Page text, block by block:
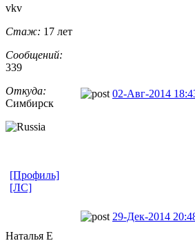
vkv
Стаж: 17 лет
Сообщений:
339
Откуда:
Симбирск
02-Авг-2014
[Профиль]
[ЛС]
Наталья Е
29-Дек-2014